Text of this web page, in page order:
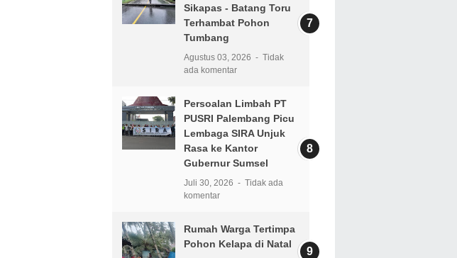
Sikapas - Batang Toru
Terhambat Pohon
Tumbang
Agustus 03, 2026
Tidak
ada komentar
Persoalan Limbah PT
PUSRI Palembang Picu
Lembaga SIRA Unjuk
Rasa ke Kantor
Gubernur Sumsel
Juli 30, 2026
Tidak ada
komentar
Rumah Warga Tertimpa
Pohon Kelapa di Natal